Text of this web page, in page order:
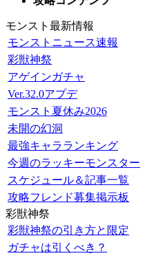
モンスト最新情報
モンストニュース速報
彩獣神祭
アゲインガチャ
Ver.32.0アプデ
モンスト夏休み2026
未開の幻洞
最強キャラランキング
今週のラッキーモンスター
スケジュール＆記事一覧
攻略フレンド募集掲示板
彩獣神祭
彩獣神祭の引き方と限定
ガチャは引くべき？